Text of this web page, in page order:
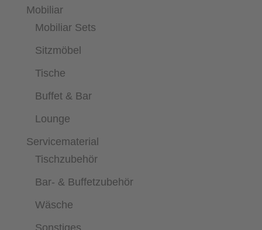
Mobiliar
Mobiliar Sets
Sitzmöbel
Tische
Buffet & Bar
Lounge
Servicematerial
Tischzubehör
Bar- & Buffetzubehör
Wäsche
Sonstiges